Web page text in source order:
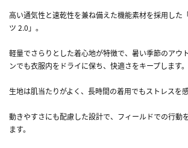
高い通気性と速乾性を兼ね備えた機能素材を採用した
ツ 2.0」。
軽量でさらりとした着心地が特徴で、暑い季節のアウ
ンでも衣服内をドライに保ち、快適さをキープします。
生地は肌当たりがよく、長時間の着用でもストレスを
動きやすさにも配慮した設計で、フィールドでの行動
ます。